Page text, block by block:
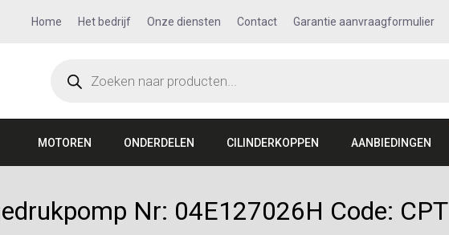
Home Het bedrijf Onze diensten Contact Garantie aanvraagformulier
MOTOREN ONDERDELEN CILINDERKOPPEN AANBIEDINGEN
Nr: 04E127026H Code: CPT